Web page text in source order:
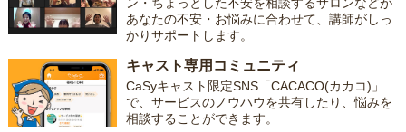
あなたの不安・お悩みに合わせて、講師がしっ
かりサポートします。
キャスト専用コミュニティ
CaSyキャスト限定SNS「CACACO(カカコ)」
で、サービスのノウハウを共有したり、悩みを
相談することができます。